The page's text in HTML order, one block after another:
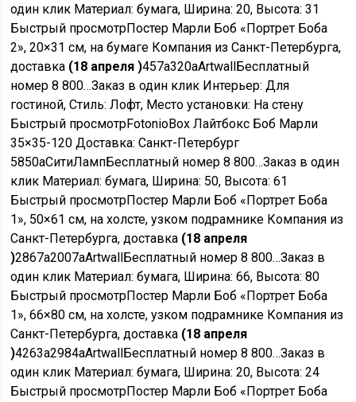
один клик Материал: бумага, Ширина: 20, Высота: 31
Быстрый просмотрПостер Марли Боб «Портрет Боба
2», 20×31 см, на бумаге Компания из Санкт-Петербурга,
доставка (18 апреля )457a320aArtwallБесплатный
номер 8 800…Заказ в один клик Интерьер: Для
гостиной, Стиль: Лофт, Место установки: На стену
Быстрый просмотрFotonioBox Лайтбокс Боб Марли
35×35-120 Доставка: Санкт-Петербург
5850aСитиЛампБесплатный номер 8 800…Заказ в один
клик Материал: бумага, Ширина: 50, Высота: 61
Быстрый просмотрПостер Марли Боб «Портрет Боба
1», 50×61 см, на холсте, узком подрамнике Компания из
Санкт-Петербурга, доставка (18 апреля
)2867a2007aArtwallБесплатный номер 8 800…Заказ в
один клик Материал: бумага, Ширина: 66, Высота: 80
Быстрый просмотрПостер Марли Боб «Портрет Боба
1», 66×80 см, на холсте, узком подрамнике Компания из
Санкт-Петербурга, доставка (18 апреля
)4263a2984aArtwallБесплатный номер 8 800…Заказ в
один клик Материал: бумага, Ширина: 20, Высота: 24
Быстрый просмотрПостер Марли Боб «Портрет Боба